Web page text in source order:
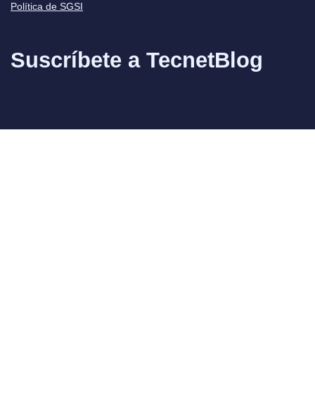
Política de SGSI
Suscríbete a TecnetBlog